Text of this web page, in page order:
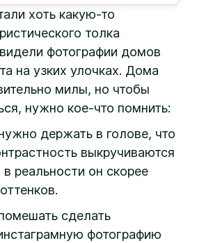
хоть какую-то
толка
фотографии домов
на узких улочках. Дома
милы, но чтобы
нужно кое-что помнить:
держать в голове, что
выкручиваются
реальности он скорее
сделать
фотографию